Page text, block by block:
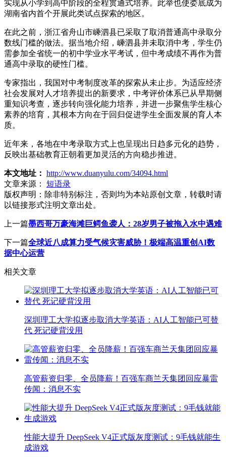
实现从小学到高中阶段的全程贯通式培养。此举也使娄底成为
湖南省内首个开展此类试点探索的地区。
在此之前，浙江省舟山市嵊泗县已采取了取消普通高中录取分
数线门槛的做法。据当地介绍，嵊泗县并未取消中考，学生仍
需参加全省统一的初中学业水平考试，但中考成绩不再作为普
通高中录取的硬性门槛。
专家指出，我国对中考制度改革的探索从未止步。为适应经济
社会发展对人才培养提出的新要求，中考评价体系已从早期侧
重知识考查，逐步转向强化能力培养，并进一步聚焦学生核心
素养的培育，其根本方向在于回归促进学生全面发展的育人本
质。
近年来，各地在中考录取方式上也呈现出日趋多元化的趋势，
反映出基础教育正朝着更加灵活的方向稳步推进。
本文地址： http://www.duanyulu.com/34094.html
文章来源：
短语录
版权声明： 除非特别标注，否则均为本站原创文章，转载时请
以链接形式注明文章出处。
上一篇墨西哥万豪海滩巨鳄鱼袭人：28岁男子被拖入水中遇难
下一篇全球近八成算力受气候灾害威胁！极端高温重创AI数
据中心运营
相关文章
深圳理工大学拟逐步取消大学英语：AI人工智能已可替
代 死记硬背没用
高管薪资归零、全员降薪！百强车商兰天集团回应暴雷
传闻：消息不实
性能大提升 DeepSeek V4正式版灰度测试：9毛钱就能生
成游戏